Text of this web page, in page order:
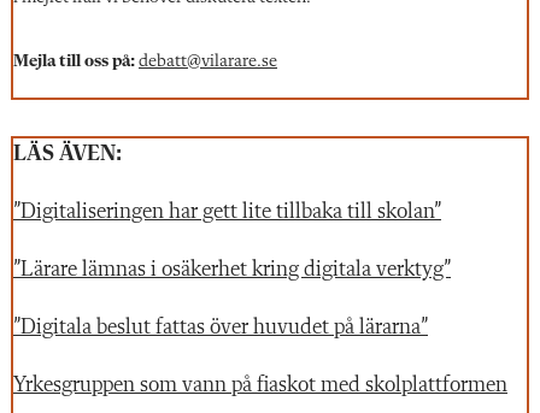
Mejla till oss på: debatt@vilarare.se
LÄS ÄVEN:
”Digitaliseringen har gett lite tillbaka till skolan”
”Lärare lämnas i osäkerhet kring digitala verktyg”
”Digitala beslut fattas över huvudet på lärarna”
Yrkesgruppen som vann på fiaskot med skolplattformen